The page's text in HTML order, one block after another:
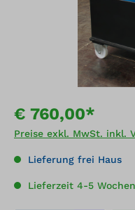
€ 760,00*
Preise exkl. MwSt. inkl.
Lieferung frei Haus
Lieferzeit 4-5 Wochen